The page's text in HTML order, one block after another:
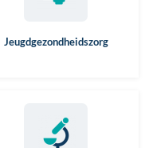
Jeugdgezondheidszorg